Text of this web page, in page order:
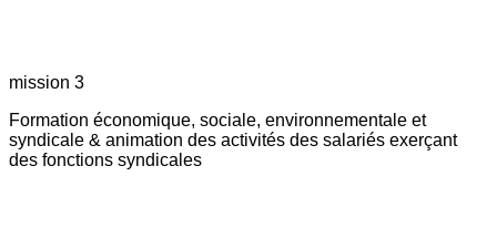
mission 3
Formation économique, sociale, environnementale et
syndicale & animation des activités des salariés exerçant
des fonctions syndicales